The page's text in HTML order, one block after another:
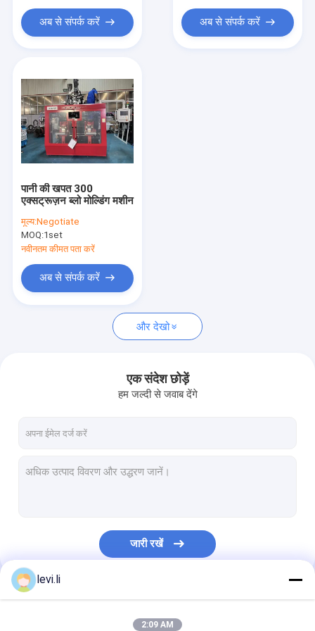
अब से संपर्क करें अब से संपर्क करें
पानी की खपत 300
एक्सट्रूज़न ब्लो मोल्डिंग मशीन
मूल्य:Negotiate
MOQ:1set
नवीनतम कीमत पता करें
अब से संपर्क करें
और देखो
एक संदेश छोड़ें
हम जल्दी से जवाब देंगे
जारी रखें
हमारी श्रेणियाँ
levi.li
2:09 AM